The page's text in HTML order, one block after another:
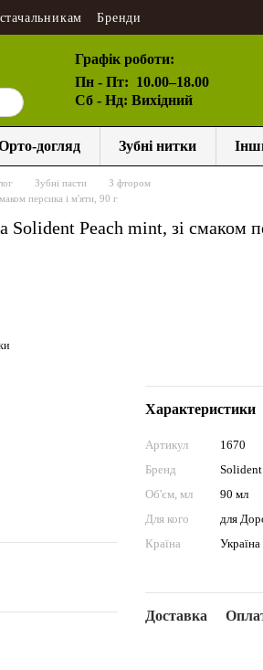
Бренди
Графік роботи:
Пн - Пт: 10.00–18.00
Сб - Нд: Вихідний
догляд Зубні нитки
Зубні пасти
З фтором
персика і м'яти, 90 г
Solident Peach mint, зі смаком
Характеристики
Артикул
1670
Бренд
Solident
Об'єм, мл
90 мл
Для кого
для
Країна
Україна
Доставка